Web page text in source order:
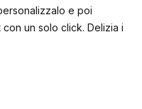
e poi
un solo click. Delizia i